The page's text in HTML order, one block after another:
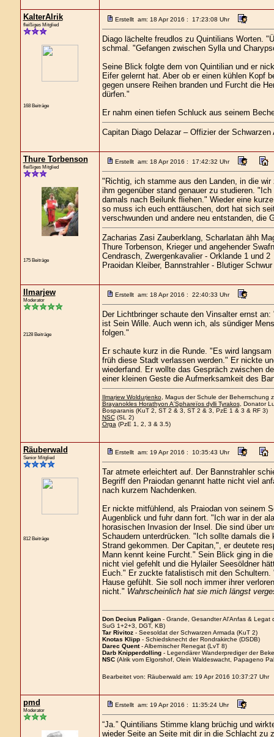
KalterAlrik
fleißiges Mitglied
168 Beiträge
Erstellt am: 18 Apr 2016 : 17:23:08 Uhr
Diago lächelte freudlos zu Quintilians Worten.
schmal. "Gefangen zwischen Sylla und
Seine Blick folgte dem von Quintilian und er
Eifer gelernt hat. Aber ob er einen kühlen Kopf
gegen unsere Reihen branden und Furcht die
dürfen."
Er nahm einen tiefen Schluck aus seinem
Capitan Diago Delazar – Offizier der
Thure Torbenson
fleißiges Mitglied
175 Beiträge
Erstellt am: 18 Apr 2016 : 17:42:32 Uhr
"Richtig, ich stamme aus den Landen, in die
ihm gegenüber stand genauer zu studieren.
damals nach Beilunk fliehen." Wieder eine
so muss ich euch enttäuschen, dort hat sich
verschwunden und andere neu entstanden, die
Zacharias Zasi Zauberklang, Scharlatan ähh
Thure Torbenson, Krieger und angehender
Cendrasch, Zwergenkavalier - Orklande 1 und 2
Praoidan Kleiber, Bannstrahler - Blutiger
Ilmarjew
Moderator
2128 Beiträge
Erstellt am: 18 Apr 2016 : 22:40:33 Uhr
Der Lichtbringer schaute den Vinsalter ernst
ist Sein Wille. Auch wenn ich, als sündiger
folgen."
Er schaute kurz in die Runde. "Es wird
früh diese Stadt verlassen werden." Er nickte
wiederfand. Er wollte das Gespräch zwischen
einer kleinen Geste die Aufmerksamkeit des
Ilmarjew Woldurjenko, Magus der Schule der Beherrschung
Brayanokles Horathyon A'Sphareïos dylli Tyrakos, Donator
Bosparanis (KuT 2, ST 2 & 3, ST 2 & 3, PzE 1 & 3 & RF 3)
NSC(SL 2)
Orga (PzE 1, 2, 3 & 3.5)
Räuberwald
Senior Mitglied
812 Beiträge
Erstellt am: 19 Apr 2016 : 10:35:43 Uhr
Tar atmete erleichtert auf. Der Bannstrahler
Begriff den Praiodan genannt hatte nicht viel
nach kurzem Nachdenken.
Er nickte mitfühlend, als Praiodan von seinem
Augenblick und fuhr dann fort. "Ich war in der
horasischen Invasion der Insel. Die sind über
Schaudern unterdrücken. "Ich sollte damals
Strand gekommen. Der Capitan,", er deutete
Mann kennt keine Furcht." Sein Blick ging in
nicht viel gefehlt und die Hylailer Seesöldner
Euch." Er zuckte fatalistisch mit den
Hause gefühlt. Sie soll noch immer ihrer
nicht." Wahrscheinlich hat sie mich längst
Don Decius Paligan- Grande, Gesandter Al'Anfas & Legat
SuG 1+2+3, DGT, KB)
Tar Rivitoz- Seesoldat der Schwarzen Armada (KuT 2)
Knotas Klipp- Schiedsknecht der Rondrakirche (DSDB)
Darec Quent- Albernischer Renegat (LvT 8)
Darb Knipperdolling- Legendärer Wanderprediger der
NSC(Alrik vom Elgorshof, Olein Waldeswacht, Papageno
Bearbeitet von: Räuberwald am: 19 Apr 2016 10:37:27 Uhr
pmd
Moderator
Erstellt am: 19 Apr 2016 : 11:35:24 Uhr
“Ja.” Quintilians Stimme klang brüchig und
wieder Seite an Seite mit dir in die Schlacht zu